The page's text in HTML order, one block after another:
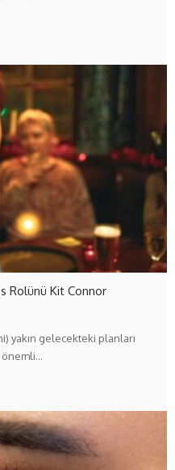
Rolünü Kit Connor
yakın gelecekteki planları
önemli…